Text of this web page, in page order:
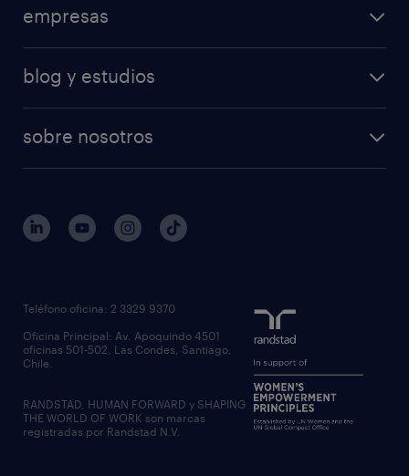
empresas
blog y estudios
sobre nosotros
Teléfono oficina: 2 3329 9370
Oficina Principal: Av. Apoquindo 4501
oficinas 501-502, Las Condes, Santiago,
Chile.
RANDSTAD, HUMAN FORWARD y SHAPING
THE WORLD OF WORK son marcas
registradas por Randstad N.V.